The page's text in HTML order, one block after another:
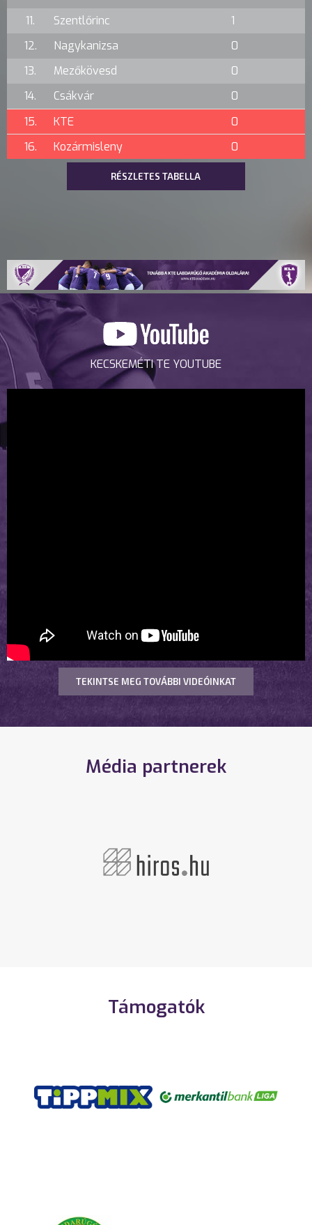
11.
Szentlőrinc
1
12.
Nagykanizsa
0
13.
Mezőkövesd
0
14.
Csákvár
0
15.
KTE
0
16.
Kozármisleny 0
RÉSZLETES TABELLA
KECSKEMÉTI TE YOUTUBE
TEKINTSE MEG TOVÁBBI VIDEÓINKAT
Média partnerek
Támogatók